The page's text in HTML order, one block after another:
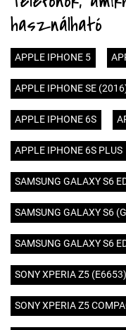
használható
APPLE IPHONE 5
APPLE IPHONE SE
APPLE IPHONE 6S
APPLE IPHONE 6S PLUS
SAMSUNG GALAXY S6
SAMSUNG GALAXY S6
SAMSUNG GALAXY S6
SONY XPERIA Z5 (E6653)
SONY XPERIA Z5